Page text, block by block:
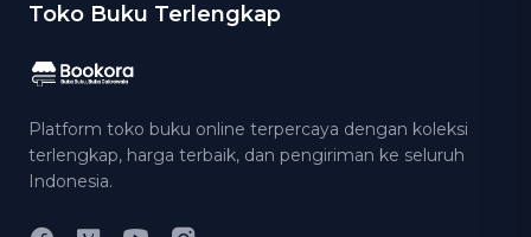
Toko Buku Terlengkap
Platform toko buku online terpercaya dengan koleksi
terlengkap, harga terbaik, dan pengiriman ke seluruh
Indonesia.